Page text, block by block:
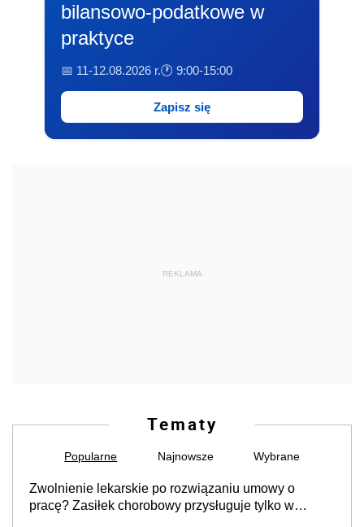
bilansowo-podatkowe w
praktyce
📅 11-12.08.2026 r.🕐 9:00-15:00
Zapisz się
REKLAMA
Tematy
Popularne Najnowsze Wybrane
Zwolnienie lekarskie po rozwiązaniu umowy o
pracę? Zasiłek chorobowy przysługuje tylko w